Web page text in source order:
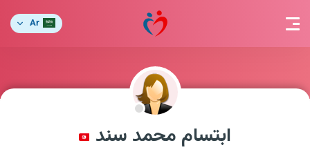
Ar
ابتسام محمد سند